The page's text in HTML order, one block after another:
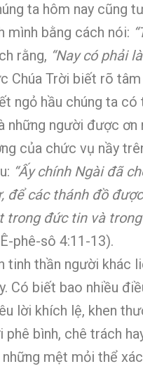
ta hôm nay cũng
mình bằng cách nói:
rằng, “Nay có phải
Chúa Trời biết rõ
ngỏ hầu chúng ta
người được
của chức vụ nầy
“Ấy chính Ngài đã
để các thánh đồ
trong đức tin và
phê-sô 4:11-13).
tinh thần người khác
Có biết bao nhiều
lời khích lệ, khen
bình, chê trách
mệt mỏi thể